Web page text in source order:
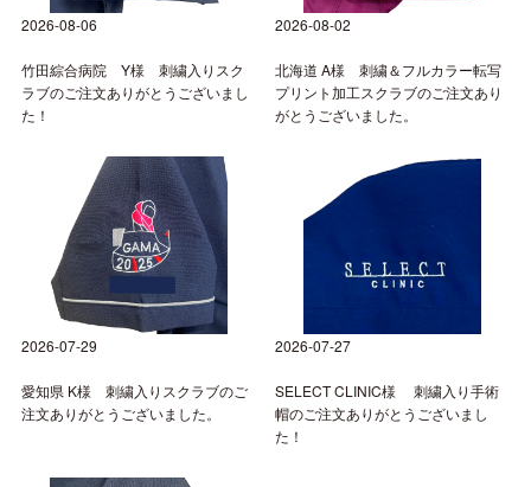
2026-08-06
竹田綜合病院 Y様 刺繍入りスク
ラブのご注文ありがとうございまし
た！
2026-08-02
北海道 A様 刺繍＆フルカラー転写
プリント加工スクラブのご注文あり
がとうございました。
2026-07-29
愛知県 K様 刺繍入りスクラブのご
注文ありがとうございました。
2026-07-27
SELECT CLINIC様 刺繍入り手術
帽のご注文ありがとうございまし
た！